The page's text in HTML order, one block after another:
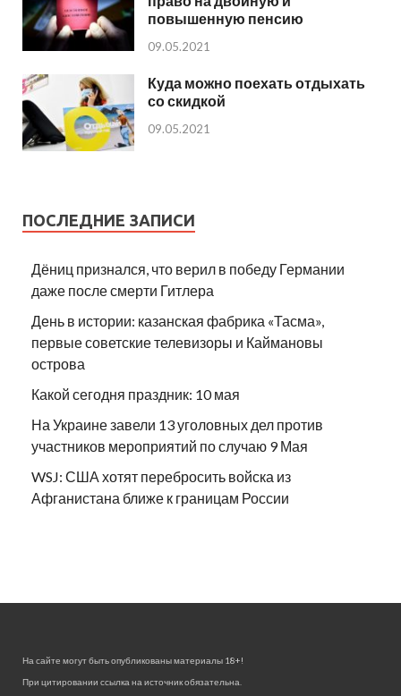
повышенную пенсию
09.05.2021
Куда можно поехать отдыхать
со скидкой
09.05.2021
ПОСЛЕДНИЕ ЗАПИСИ
Дёниц признался, что верил в победу Германии
даже после смерти Гитлера
День в истории: казанская фабрика «Тасма»,
первые советские телевизоры и Каймановы
острова
Какой сегодня праздник: 10 мая
На Украине завели 13 уголовных дел против
участников мероприятий по случаю 9 Мая
WSJ: США хотят перебросить войска из
Афганистана ближе к границам России
На сайте могут быть опубликованы материалы 18+!
При цитировании ссылка на источник обязательна.